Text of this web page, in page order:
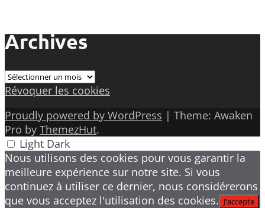
Archives
Archives
Révoquer les cookies
Proudly powered by WordPress | Theme: Awaken
Pro by ThemezHut.
Light Dark
Nous utilisons des cookies pour vous garantir la
meilleure expérience sur notre site. Si vous
continuez à utiliser ce dernier, nous considérerons
que vous acceptez l'utilisation des cookies. J'accepte